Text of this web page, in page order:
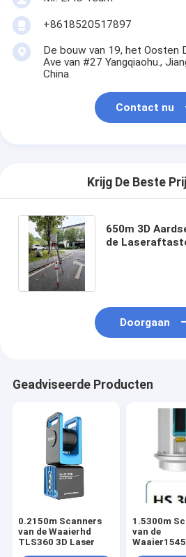
+8618520517897
De bouw van 19, het Oosten
Ave van #27 Yangqiaohu.,
China
Contact nu
Krijg De Beste
650m 3D
de
Doorgaan
Geadviseerde Producten
0.2150m Scanners
van de Waaierhd
TLS360 3D Laser
1.5300m
van de